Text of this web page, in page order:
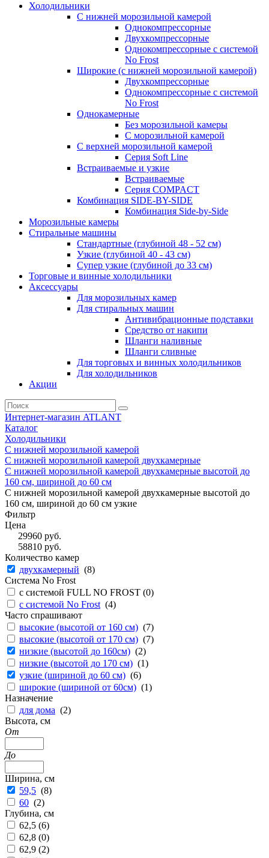
Холодильники
С нижней морозильной камерой
Однокомпрессорные
Двухкомпрессорные
Однокомпрессорные с системой
No Frost
Широкие (с нижней морозильной камерой)
Двухкомпрессорные
Однокомпрессорные с системой
No Frost
Однокамерные
Без морозильной камеры
С морозильной камерой
С верхней морозильной камерой
Серия Soft Line
Встраиваемые и узкие
Встраиваемые
Серия СOMPACT
Комбинация SIDE-BY-SIDE
Комбинация Side-by-Side
Морозильные камеры
Стиральные машины
Стандартные (глубиной 48 - 52 см)
Узкие (глубиной 40 - 43 см)
Супер узкие (глубиной до 33 см)
Торговые и винные холодильники
Аксессуары
Для морозильных камер
Для стиральных машин
Антивибрационные подставки
Средство от накипи
Шланги наливные
Шланги сливные
Для торговых и винных холодильников
Для холодильников
Акции
Интернет-магазин ATLANT
Каталог
Холодильники
С нижней морозильной камерой
С нижней морозильной камерой двухкамерные
С нижней морозильной камерой двухкамерные высотой до
160 см, шириной до 60 см
С нижней морозильной камерой двухкамерные высотой до
160 см, шириной до 60 см узкие
Фильтр
Цена
29960руб.
58810руб.
Количество камер
двухкамерный (8)
Система No Frost
с системой FULL NO FROST (0)
с системой No Frost (4)
Часто спрашивают
высокие (высотой от 160 см) (7)
высокие (высотой от 170 см) (7)
низкие (высотой до 160см) (2)
низкие (высотой до 170 см) (1)
узкие (шириной до 60 см) (6)
широкие (шириной от 60см) (1)
Назначение
для дома (2)
Высота, см
От
До
Ширина, см
59,5 (8)
60 (2)
Глубина, см
62,5 (6)
62,8 (0)
62,9 (2)